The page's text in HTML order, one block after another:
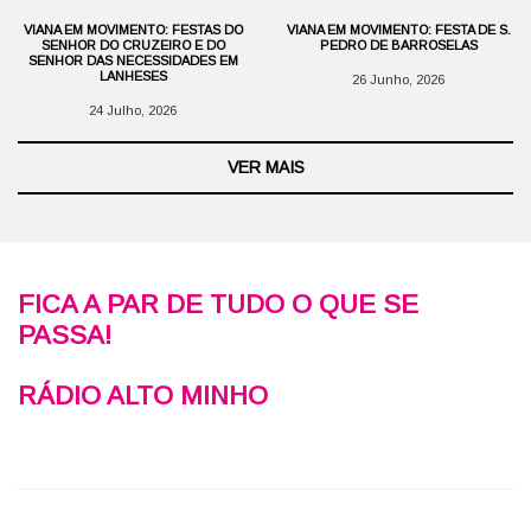
VIANA EM MOVIMENTO: FESTAS DO
SENHOR DO CRUZEIRO E DO
SENHOR DAS NECESSIDADES EM
LANHESES
24 Julho, 2026
VIANA EM MOVIMENTO: FESTA DE S.
PEDRO DE BARROSELAS
26 Junho, 2026
VER MAIS
FICA A PAR DE TUDO O QUE SE
PASSA!
RÁDIO ALTO MINHO